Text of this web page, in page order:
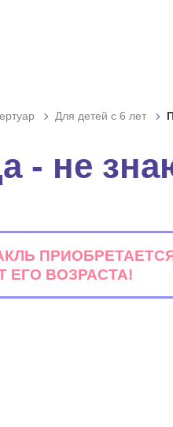
сайта
Для детей с 6 лет
- не
ЕГО ВОЗРАСТА!